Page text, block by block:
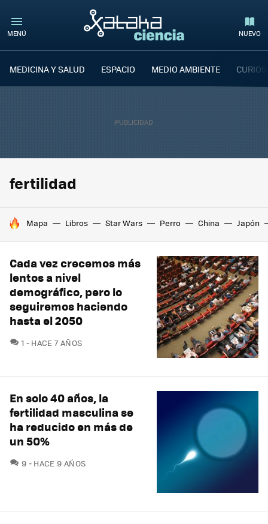
MENÚ NUEVO
MEDICINA Y SALUD ESPACIO MEDIO AMBIENTE
fertilidad
HOY SE HABLA DE
Mapa Libros Star Wars Perro China Japón
Cada vez crecemos más
lentos a nivel
demográfico, pero lo
seguiremos haciendo
hasta el 2050
1 COMENTARIOS
HACE 7 AÑOS
En solo 40 años, la
fertilidad masculina se
ha reducido en más de
un 50%
9 COMENTARIOS
HACE 9 AÑOS